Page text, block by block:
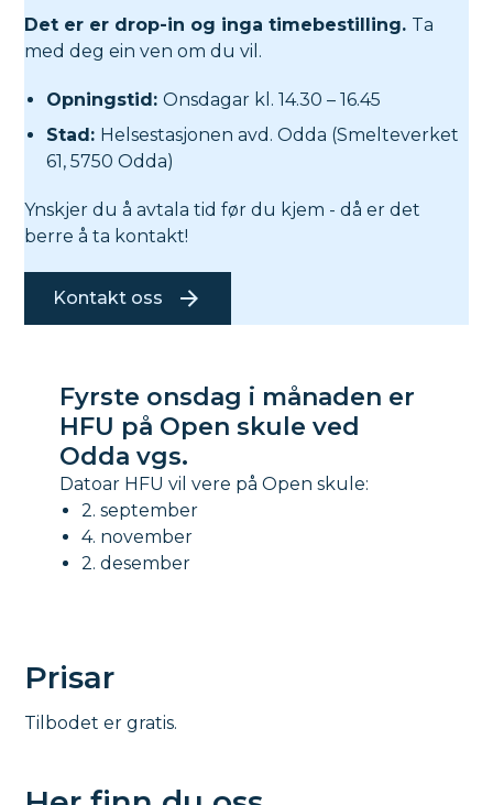
Det er er drop-in og inga timebestilling. Ta
med deg ein ven om du vil.
Opningstid:Onsdagar kl. 14.30 – 16.45
Stad: Helsestasjonen avd. Odda (Smelteverket
61, 5750 Odda)
Ynskjer du å avtala tid før du kjem - då er det
berre å ta kontakt!
Kontakt oss
Fyrste onsdag i månaden er
HFU på Open skule ved
Odda vgs.
Datoar HFU vil vere på Open skule:
2. september
4. november
2. desember
Prisar
Tilbodet er gratis.